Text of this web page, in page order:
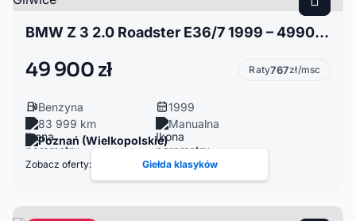
BMW Z 3 2.0 Roadster E36/7 1999 – 49900 PLN – Gliwice
49 900 zł Raty767zł/msc
Benzyna
1999
83 999 km
Manualna
Poznań (Wielkopolskie)
Zobacz oferty: Giełda klasyków